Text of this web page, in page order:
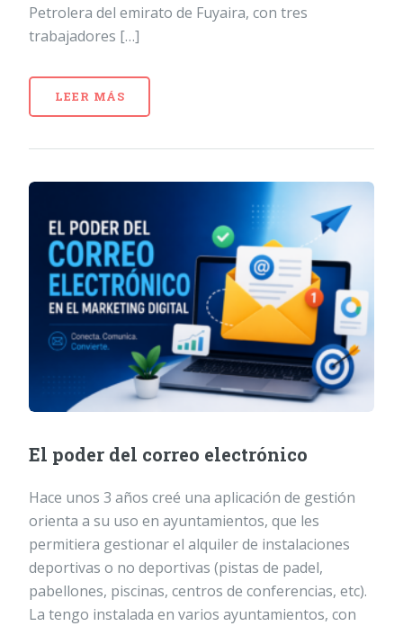
Petrolera del emirato de Fuyaira, con tres
trabajadores […]
LEER MÁS
El poder del correo electrónico
Hace unos 3 años creé una aplicación de gestión
orienta a su uso en ayuntamientos, que les
permitiera gestionar el alquiler de instalaciones
deportivas o no deportivas (pistas de padel,
pabellones, piscinas, centros de conferencias, etc).
La tengo instalada en varios ayuntamientos, con